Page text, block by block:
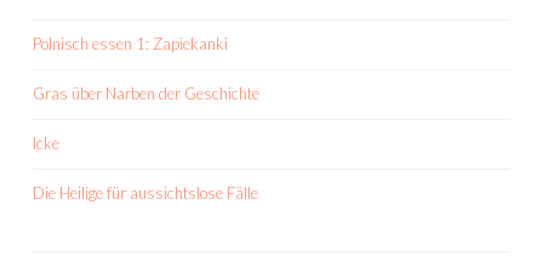
Polnisch essen 1: Zapiekanki
Gras über Narben der Geschichte
Icke
Die Heilige für aussichtslose Fälle